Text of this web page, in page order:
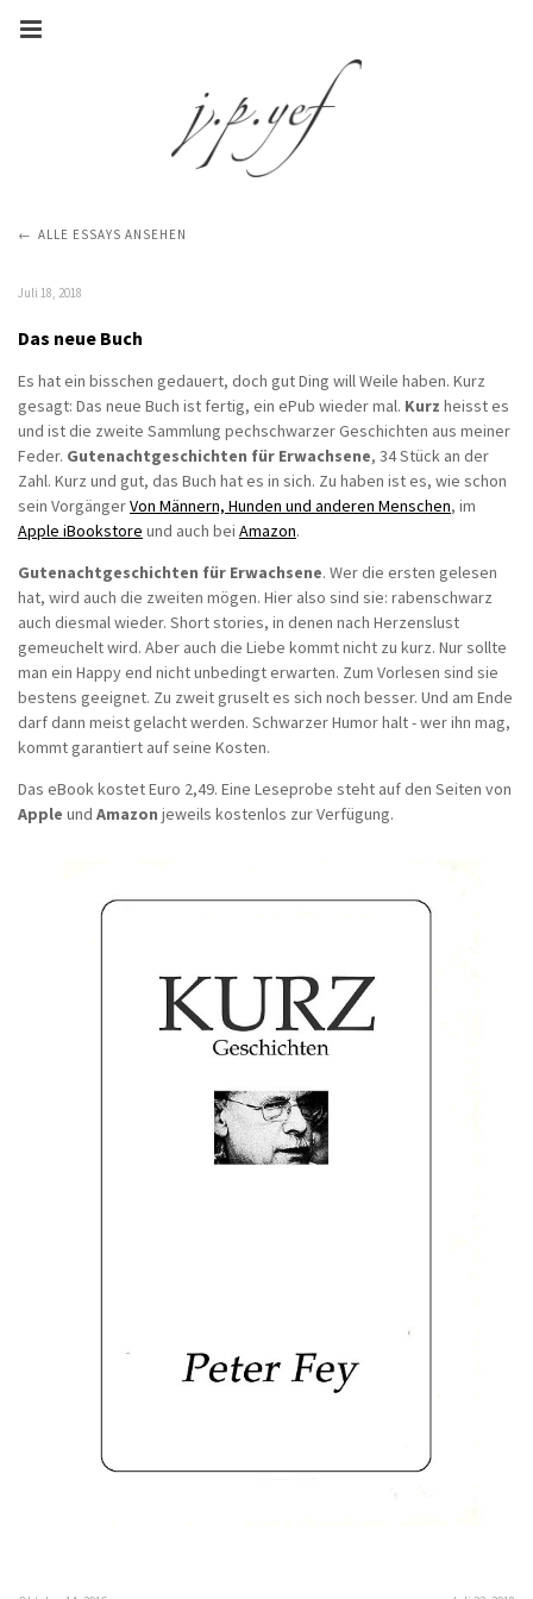
ALLE ESSAYS ANSEHEN
Juli 18, 2018
Das neue Buch
Es hat ein bisschen gedauert, doch gut Ding will Weile haben. Kurz
gesagt: Das neue Buch ist fertig, ein ePub wieder mal. Kurz heisst es
und ist die zweite Sammlung pechschwarzer Geschichten aus meiner
Feder. Gutenachtgeschichten für Erwachsene, 34 Stück an der
Zahl. Kurz und gut, das Buch hat es in sich. Zu haben ist es, wie schon
sein VorgängerVon Männern, Hunden und anderen Menschen, im
Apple iBookstore und auch bei Amazon.
Gutenachtgeschichten für Erwachsene. Wer die ersten gelesen
hat, wird auch die zweiten mögen. Hier also sind sie: rabenschwarz
auch diesmal wieder. Short stories, in denen nach Herzenslust
gemeuchelt wird. Aber auch die Liebe kommt nicht zu kurz. Nur sollte
man ein Happy end nicht unbedingt erwarten. Zum Vorlesen sind sie
bestens geeignet. Zu zweit gruselt es sich noch besser. Und am Ende
darf dann meist gelacht werden. Schwarzer Humor halt - wer ihn mag,
kommt garantiert auf seine Kosten.
Das eBook kostet Euro 2,49. Eine Leseprobe steht auf den Seiten von
Apple und Amazon jeweils kostenlos zur Verfügung.